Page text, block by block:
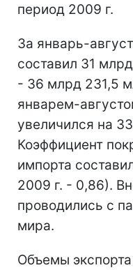
период 2009 г.
За январь-
составил 31
- 36 млрд 231,5
январем-
увеличился на
Коэффициент
импорта
2009 г. - 0,86).
проводились с
мира.
Объемы